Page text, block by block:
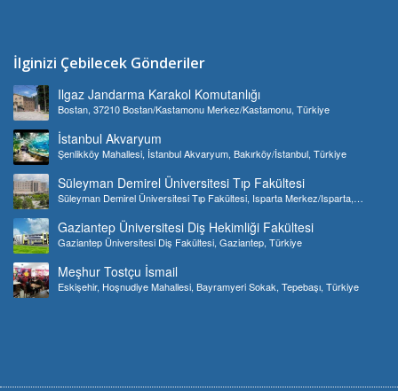
İlginizi Çebilecek Gönderiler
Ilgaz Jandarma Karakol Komutanlığı
Bostan, 37210 Bostan/Kastamonu Merkez/Kastamonu, Türkiye
İstanbul Akvaryum
Şenlikköy Mahallesi, İstanbul Akvaryum, Bakırköy/İstanbul, Türkiye
Süleyman Demirel Üniversitesi Tıp Fakültesi
Süleyman Demirel Üniversitesi Tıp Fakültesi, Isparta Merkez/Isparta,
Gaziantep Üniversitesi Diş Hekimliği Fakültesi
Gaziantep Üniversitesi Diş Fakültesi, Gaziantep, Türkiye
Meşhur Tostçu İsmail
Eskişehir, Hoşnudiye Mahallesi, Bayramyeri Sokak, Tepebaşı, Türkiye